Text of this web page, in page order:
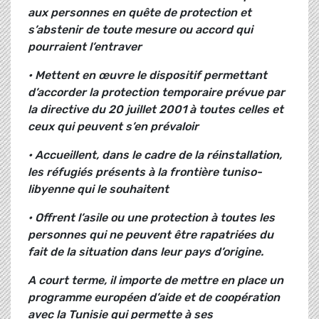
aux personnes en quête de protection et
s’abstenir de toute mesure ou accord qui
pourraientl’entraver
• Mettent en œuvre le dispositif permettant
d’accorder la protection temporaire prévue par
la directive du 20 juillet 2001à toutes celles et
ceux qui peuvent s’en prévaloir
• Accueillent, dans le cadre de la réinstallation,
les réfugiés présents à la frontière tuniso-
libyenne qui le souhaitent
• Offrent l’asile ou une protection à toutes les
personnes qui ne peuvent être rapatriées du
fait de la situation dans leur pays d’origine.
A court terme, il importe de mettre en place un
programme européen d’aide et de coopération
avec la Tunisie qui permette à ses